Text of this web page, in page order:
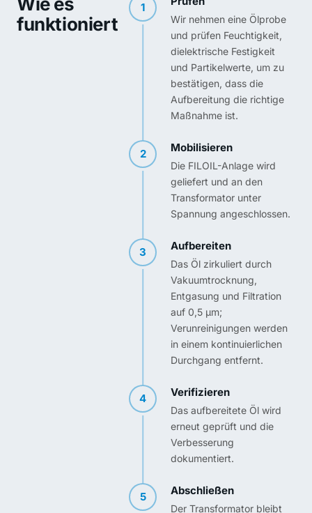
funktioniert
1
Wir nehmen eine Ölprobe
und prüfen Feuchtigkeit,
dielektrische Festigkeit
und Partikelwerte, um zu
bestätigen, dass die
Aufbereitung die richtige
Maßnahme ist.
2 Mobilisieren
Die FILOIL-Anlage wird
geliefert und an den
Transformator unter
Spannung angeschlossen.
3 Aufbereiten
Das Öl zirkuliert durch
Vakuumtrocknung,
Entgasung und Filtration
auf 0,5 µm;
Verunreinigungen werden
in einem kontinuierlichen
Durchgang entfernt.
4 Verifizieren
Das aufbereitete Öl wird
erneut geprüft und die
Verbesserung
dokumentiert.
5 Abschließen
Der Transformator bleibt